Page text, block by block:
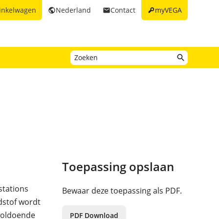
keymyVEGA
emailContact
publicNederland
wordt
Toepassing opslaan
Bewaar deze toepassing als PDF.
PDF Download